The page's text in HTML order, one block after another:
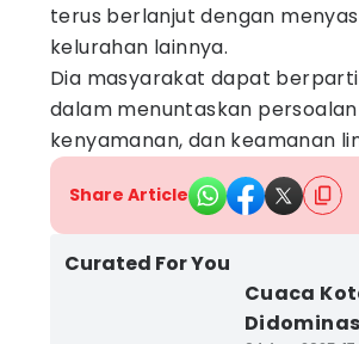
terus berlanjut dengan
kelurahan lainnya.
Dia masyarakat dapat
dalam menuntaskan
kenyamanan, dan keamanan
Share Article
Curated For You
Cuaca